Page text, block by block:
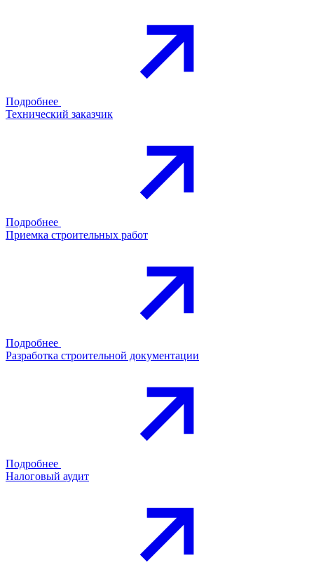
Подробнее
Технический заказчик
Подробнее
Приемка строительных работ
Подробнее
Разработка строительной документации
Подробнее
Налоговый аудит